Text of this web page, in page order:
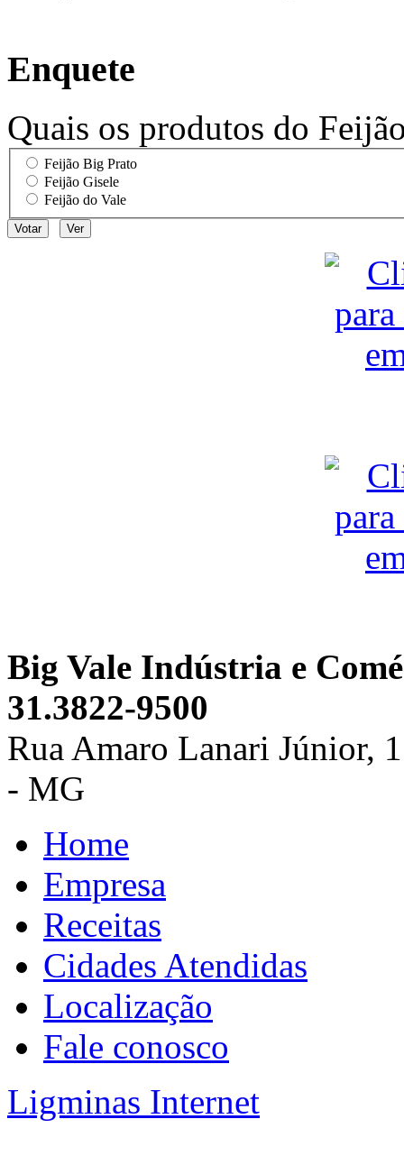
Enquete
Quais os produtos do
Feijão Big Prato
Feijão Gisele
Feijão do Vale
Big Vale Indústria e
31.3822-9500
Rua Amaro Lanari Júnior,
- MG
Home
Empresa
Receitas
Cidades Atendidas
Localização
Fale conosco
Ligminas Internet